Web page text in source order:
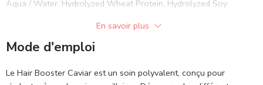
essentiels, renforçant la structure des cheveux et les rendant plus
forts et plus sains.
Aqua / Water, Hydrolyzed Wheat Protein, Hydrolyzed Soy
Soja Oil, Hydrolyzed Collagen.En savoir plus
Mode d'emploi
Le Hair Booster Caviar est un soin polyvalent, conçu pour